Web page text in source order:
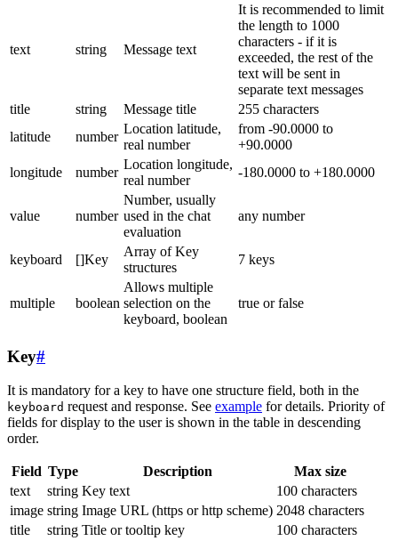
text string Message text
It is recommended to limit
the length to 1000
characters - if it is
exceeded, the rest of the
text will be sent in
separate text messages
title
string Message title
255 characters
latitude
number
Location latitude,
real number
from -90.0000 to
+90.0000
longitude
number
Location longitude,
real number
-180.0000 to +180.0000
value number
Number, usually
used in the chat
evaluation
any number
keyboard []Key
Array of Key
structures
7 keys
multiple boolean
Allows multiple
selection on the
keyboard, boolean
true or false
Key#
It is mandatory for a key to have one structure field, both in the
keyboard request and response. See example for details. Priority of
fields for display to the user is shown in the table in descending
order.
Field Type Description
Max size
text
string Key text
100 characters
image string Image URL (https or http scheme) 2048 characters
title
string Title or tooltip key
100 characters